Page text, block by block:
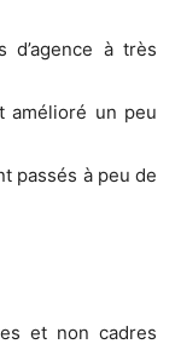
d’agence à très
amélioré un peu
passés à peu de
et non cadres